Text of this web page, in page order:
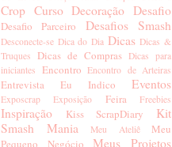
Crop Curso Decoração Desafio
Desafio Parceiro Desafios Smash
Desconecte-se Dica do Dia Dicas Dicas &
Truques
Dicas de Compras Dicas para
iniciantes Encontro Encontro de Arteiras
Entrevista Eu Indico Eventos
Exposcrap Exposição Feira Freebies
Inspiração Kiss ScrapDiary
Kit
Smash Mania
Meu Ateliê
Meu
Pequeno Negócio
Meus Projetos